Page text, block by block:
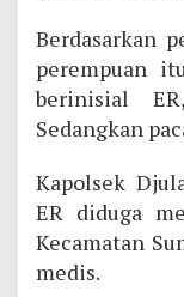
Berdasarkan
perempuan
berinisial
Sedangkan
Kapolsek
ER diduga
Kecamatan
medis.